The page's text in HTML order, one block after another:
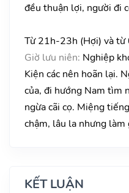
đều thuận lợi, người đi
Từ 21h-23h (Hợi) và
Giờ lưu niên: Nghiệp
Kiện các nên hoãn lại.
của, đi hướng Nam tìm
ngừa cãi cọ. Miệng
chậm, lâu la nhưng làm
KẾT LUẬN